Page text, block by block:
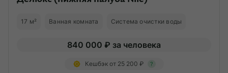
17 м² Ванная комната Система очистки воды
840 000 ₽ за человека
Кешбэк от 25 200 ₽ ?